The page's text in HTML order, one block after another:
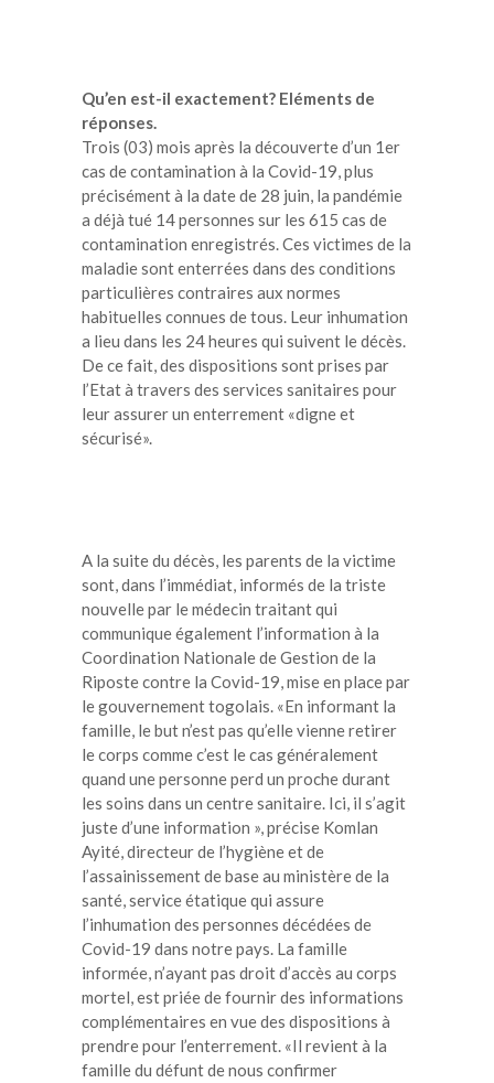
Qu’en est-il exactement? Eléments de
réponses.
Trois (03) mois après la découverte d’un 1er
cas de contamination à la Covid-19, plus
précisément à la date de 28 juin, la pandémie
a déjà tué 14 personnes sur les 615 cas de
contamination enregistrés. Ces victimes de la
maladie sont enterrées dans des conditions
particulières contraires aux normes
habituelles connues de tous. Leur inhumation
a lieu dans les 24 heures qui suivent le décès.
De ce fait, des dispositions sont prises par
l’Etat à travers des services sanitaires pour
leur assurer un enterrement «digne et
sécurisé».
A la suite du décès, les parents de la victime
sont, dans l’immédiat, informés de la triste
nouvelle par le médecin traitant qui
communique également l’information à la
Coordination Nationale de Gestion de la
Riposte contre la Covid-19, mise en place par
le gouvernement togolais. «En informant la
famille, le but n’est pas qu’elle vienne retirer
le corps comme c’est le cas généralement
quand une personne perd un proche durant
les soins dans un centre sanitaire. Ici, il s’agit
juste d’une information », précise Komlan
Ayité, directeur de l’hygiène et de
l’assainissement de base au ministère de la
santé, service étatique qui assure
l’inhumation des personnes décédées de
Covid-19 dans notre pays. La famille
informée, n’ayant pas droit d’accès au corps
mortel, est priée de fournir des informations
complémentaires en vue des dispositions à
prendre pour l’enterrement. «Il revient à la
famille du défunt de nous confirmer